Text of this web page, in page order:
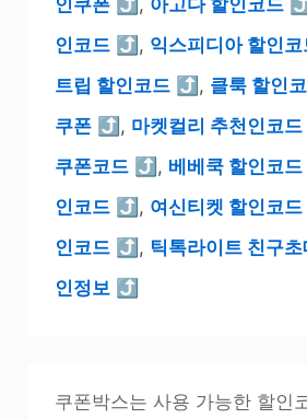
인쿠폰 ⤴ , 아고다 할인코드
인코드 ⤴ , 익스피디아 할인코
트립 할인코드 ⤴ , 클룩 할인
쿠폰 ⤴ , 마켓컬리 추천인코드
쿠폰코드 ⤴ , 베베쿡 할인코드
인코드 ⤴ , 여신티켓 할인코드
인코드 ⤴ , 틱톡라이트 친구초
인정보 ⤴
쿠폰박스는 사용 가능한 할인